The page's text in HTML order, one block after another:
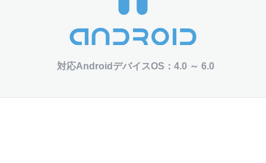
対応AndroidデバイスOS：4.0 ～ 6.0